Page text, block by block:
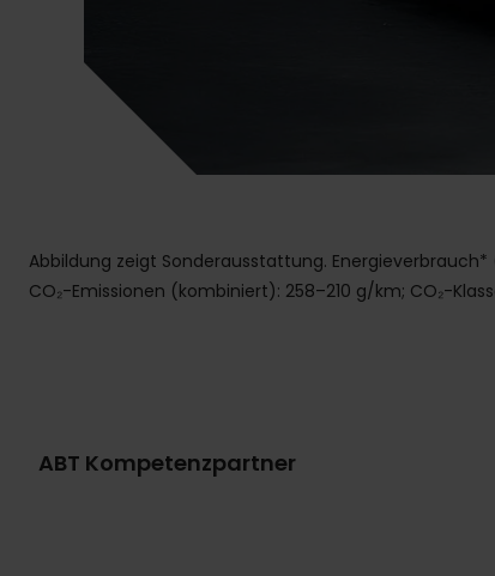
Abbildung zeigt Sonderausstattung. Energieverbrauch*
CO₂-Emissionen (kombiniert): 258–210 g/km; CO₂-
ABT Kompetenzpartner